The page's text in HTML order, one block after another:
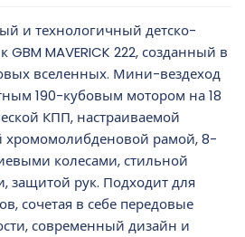
и технологичный детско-
MAVERICK 222, созданный в
вселенных. Мини-вездеход
190-кубовым мотором на 18
КПП, настраиваемой
хромомолибденовой рамой, 8-
колесами, стильной
защитой рук. Подходит для
сочетая в себе передовые
современный дизайн и